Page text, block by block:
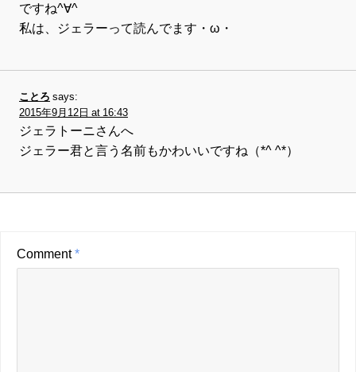
ですね^∀^
私は、ジェラーって読んでます・ω・
ことろ says:
2015年9月12日 at 16:43
ジェラトーニさんへ
ジェラー君と言う名前もかわいいですね（*^ ^*）
Comment*